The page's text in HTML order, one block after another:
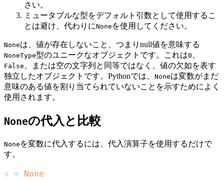
さい。
ミュータブルな型をデフォルト引数として使用するこ
とは避け、代わりにNone を使用してください。
Noneは、値が存在しないこと、つまりnull値を意味する
NoneType型のユニークなオブジェクトです。これは0
False
、または空の文字列と同等ではなく、値の欠如を表す
独立したオブジェクトです。Pythonでは、 Noneは変数がまだ
意味のある値を割り当てられていないことを示すためによく
使用されます。
Noneの代入と比較
None を変数に代入するには、代入演算子を使用するだけで
す。
x = None